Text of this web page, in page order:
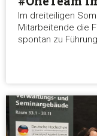
Im dreiteiligen
Mitarbeitende die
spontan zu